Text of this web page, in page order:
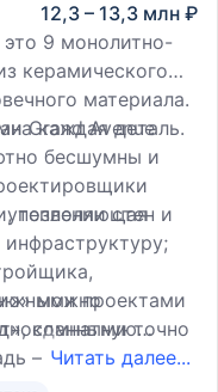
12,3 – 13,3 млн ₽
9 монолитно-
керамического
материала.
каждая деталь.
бесшумны и
стен и
Grand Avenue
позволяющая
проектами
сданными точно
можно
– 37 кв. м.
квартире –
Читать далее...